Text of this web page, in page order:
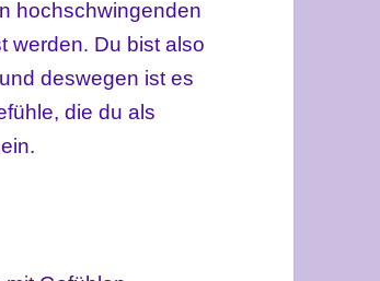
hochschwingenden
werden. Du bist also
deswegen ist es
die du als